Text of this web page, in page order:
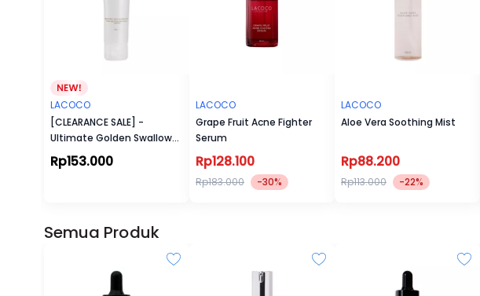
masa depan, rencana Lacoco untuk terus memperluas
sangatlah besar. Tetapi, yakinlah bahwa menjaga keadaan
meningkatkan keanekaragaman hayati adalah prioritas kami
LACOCO
[CLEARANCE SALE] -
Ultimate Golden Swallow
Facial Foam
Rp153.000
LACOCO
Grape Fruit Acne Fighter
Serum
Rp128.100
Rp183.000 -30%
LACOCO
Aloe Vera Soothing Mist
Rp88.200
Rp113.000 -22%
Semua Produk